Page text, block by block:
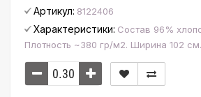
Артикул: 8122406
Характеристики: Состав 96%
Плотность ~380 гр/м2. Ширина 102 см.